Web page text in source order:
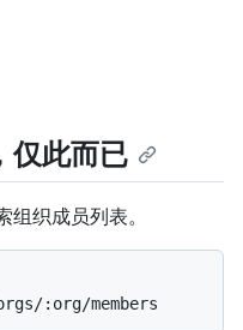
仅此而已
织成员列表。